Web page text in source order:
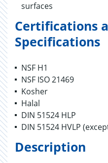
surfaces
Certifications
Specifications
NSF H1
NSF ISO 21469
Kosher
Halal
DIN 51524 HLP
DIN 51524 HVLP
Description